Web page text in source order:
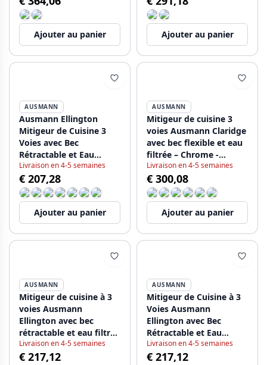
Ajouter au panier Ajouter au panier
AUSMANN
Ausmann Ellington
Mitigeur de Cuisine 3
Voies avec Bec
Rétractable et Eau
Filtrée – Acier
Inoxydable - 1208970082
Livraison en 4-5 semaines
€ 207,28
Ajouter au panier
AUSMANN
Mitigeur de cuisine 3
voies Ausmann Claridge
avec bec flexible et eau
filtrée – Chrome -
1208970091
Livraison en 4-5 semaines
€ 300,08
Ajouter au panier
AUSMANN
Mitigeur de cuisine à 3
voies Ausmann
Ellington avec bec
rétractable et eau filtrée
– Gris – 1208970494
Livraison en 4-5 semaines
€ 217,12
AUSMANN
Mitigeur de Cuisine à 3
Voies Ausmann
Ellington avec Bec
Rétractable et Eau
Filtrée – Anthracite -
1208970495
Livraison en 4-5 semaines
€ 217,12